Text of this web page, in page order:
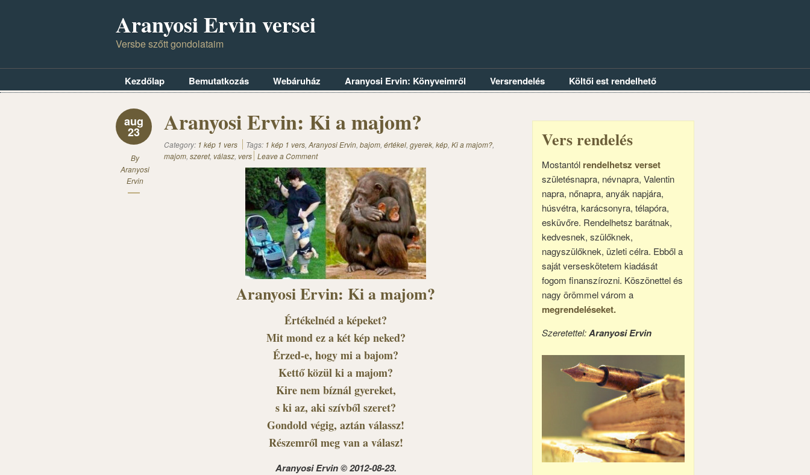
Aranyosi Ervin versei
Versbe szőtt gondolataim
Kezdőlap Bemutatkozás Webáruház Aranyosi Ervin: Könyveimről Versrendelés Költői est rendelhető
aug
23
By
Aranyosi
Ervin
Aranyosi Ervin: Ki a majom?
Category: 1 kép 1 vers Tags: 1 kép 1 vers, Aranyosi Ervin, bajom, értékel, gyerek, kép, Ki a majom?,
majom, szeret, válasz, vers Leave a Comment
Aranyosi Ervin: Ki a majom?
Értékelnéd a képeket?
Mit mond ez a két kép neked?
Érzed-e, hogy mi a bajom?
Kettő közül ki a majom?
Kire nem bíznál gyereket,
s ki az, aki szívből szeret?
Gondold végig, aztán válassz!
Részemről meg van a válasz!
Aranyosi Ervin © 2012-08-23.
Vers rendelés
Mostantól rendelhetsz verset
születésnapra, névnapra, Valentin
napra, nőnapra, anyák napjára,
húsvétra, karácsonyra, télapóra,
esküvőre. Rendelhetsz barátnak,
kedvesnek, szülőknek,
nagyszülőknek, üzleti célra. Ebből a
saját verseskötetem kiadását
fogom finanszírozni. Köszönettel és
nagy örömmel várom a
megrendeléseket.
Szeretettel:Aranyosi Ervin